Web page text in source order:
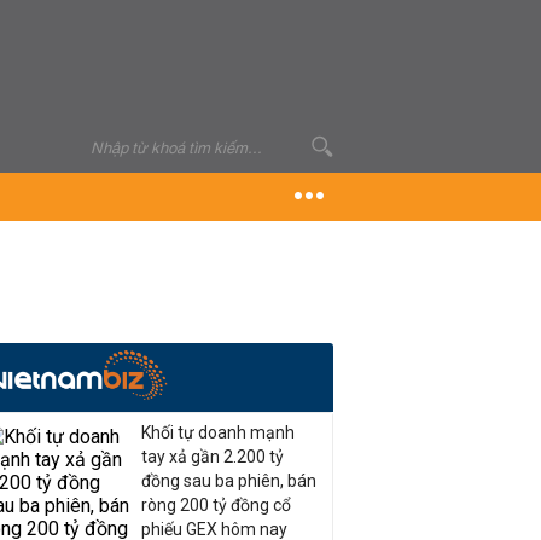
Khối tự doanh mạnh
tay xả gần 2.200 tỷ
đồng sau ba phiên, bán
ròng 200 tỷ đồng cổ
phiếu GEX hôm nay